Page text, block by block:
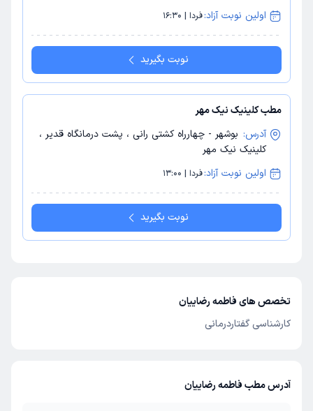
اولین نوبت آزاد:فردا | 16:30
نوبت بگیرید
مطب کلینیک نیک مهر
آدرس: بوشهر - چهارراه کشتی رانی ، پشت درمانگاه قدیر ،
کلینیک نیک مهر
اولین نوبت آزاد:فردا | 13:00
نوبت بگیرید
تخصص های فاطمه رضاییان
کارشناسی گفتاردرمانی
آدرس مطب فاطمه رضاییان